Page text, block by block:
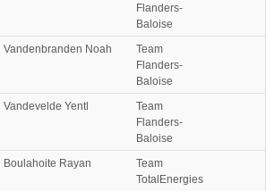
Flanders-
Baloise
Vandenbranden Noah
Team
Flanders-
Baloise
Vandevelde Yentl
Team
Flanders-
Baloise
Boulahoite Rayan
Team
TotalEnergies